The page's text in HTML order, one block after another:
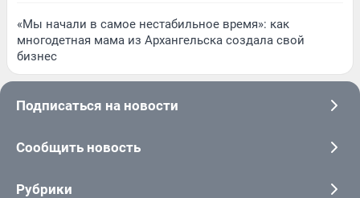
«Мы начали в самое нестабильное время»: как
многодетная мама из Архангельска создала свой
бизнес
Подписаться на новости
Сообщить новость
Рубрики